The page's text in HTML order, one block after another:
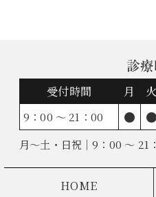
診
受付時間 月 火
9：00 ～ 21：00 ● ●
月～土・日祝｜9：00 ～ 21
HOME